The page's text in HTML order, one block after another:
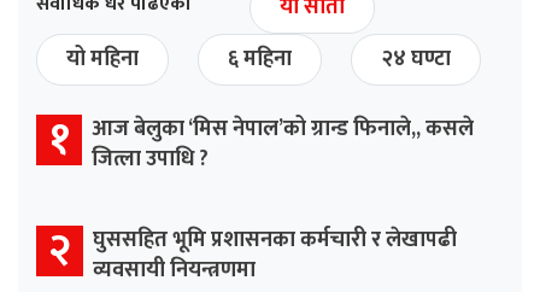
यो साता
यो महिना
६ महिना २४ घण्टा
१
आज बेलुका ‘मिस नेपाल’को ग्रान्ड फिनाले,, कसले
जित्ला उपाधि ?
२
घुससहित भूमि प्रशासनका कर्मचारी र लेखापढी
व्यवसायी नियन्त्रणमा